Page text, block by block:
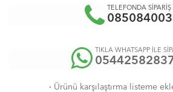
TELEFONDA SİPARİŞ
TIKLA WHATSAPP İLE
· Ürünü karşılaştırma listeme